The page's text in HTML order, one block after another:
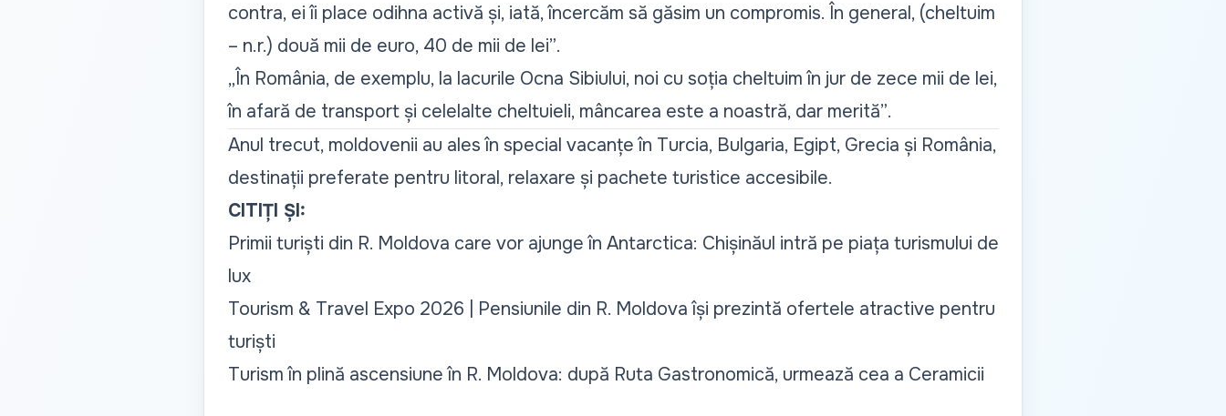
contra, ei îi place odihna activă și, iată, încercăm să găsim un compromis. În general, (cheltuim
– n.r.) două mii de euro, 40 de mii de lei”.
„În România, de exemplu, la lacurile Ocna Sibiului, noi cu soția cheltuim în jur de zece mii de lei,
în afară de transport și celelalte cheltuieli, mâncarea este a noastră, dar merită”.
Anul trecut, moldovenii au ales în special vacanțe în Turcia, Bulgaria, Egipt, Grecia și România,
destinații preferate pentru litoral, relaxare și pachete turistice accesibile.
CITIȚI ȘI:
Primii turiști din R. Moldova care vor ajunge în Antarctica: Chișinăul intră pe piața turismului de
lux
Tourism & Travel Expo 2026 | Pensiunile din R. Moldova își prezintă ofertele atractive pentru
turiști
Turism în plină ascensiune în R. Moldova: după Ruta Gastronomică, urmează cea a Ceramicii